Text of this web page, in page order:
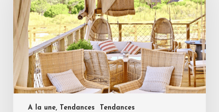
A la une, Tendances Tendances